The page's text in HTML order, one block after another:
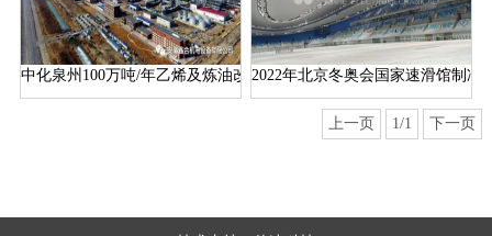
中化泉州100万吨/年乙烯及炼油改扩建项目2022年北京冬奥会国家速滑馆制冷
上一页 1/1 下一页